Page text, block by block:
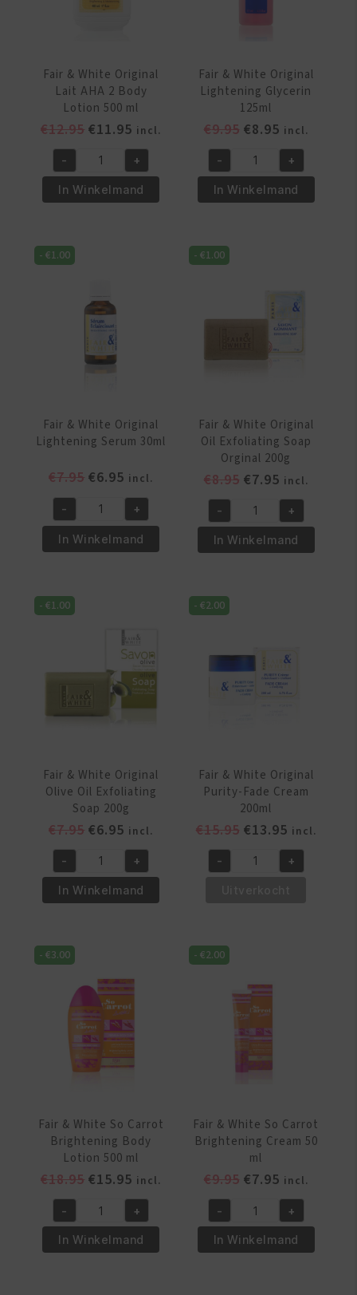
Fair & White Original
Lait AHA 2 Body
Lotion 500 ml
€12.95 Oorspronkelijke
was:
€12.95.
€11.95 Huidige
prijs
is:
€11.95.
incl.
Fair
&
White
Lait
AHA
- +
In Winkelmand
Fair & White Original
Lightening Glycerin
125ml
€9.95 Oorspronkelijke
was:
€9.95.
€8.95Huidige
prijs
is:
€8.95.
incl.
Fair
&
White
Lightening
Glycerin
- +
In Winkelmand
-€1.00
Fair & White Original
Lightening Serum 30ml
€7.95 Oorspronkelijke
was:
€7.95.
€6.95 Huidige
prijs
is:
€6.95.
incl.
Fair
&
White
Lightening
Serum
- +
In Winkelmand
-€1.00
Fair & White Original
Oil Exfoliating Soap
Orginal 200g
€8.95 Oorspronkelijke
was:
€8.95.
€7.95Huidige
prijs
is:
€7.95.
incl.
Fair
&
White
Oil
Exfoliating
Orginal
200g
aantal
- +
In Winkelmand
-€1.00
Fair & White Original
Olive Oil Exfoliating
Soap 200g
€7.95 Oorspronkelijke
was:
€7.95.
€6.95 Huidige
prijs
is:
€6.95.
incl.
Fair
&
White
Olive
Oil
Exfoliating
Soap
200g
aantal
- +
In Winkelmand
-€2.00
Fair & White Original
Purity-Fade Cream
200ml
€15.95 Oorspronkelijke
was:
€13.95Huidige
prijs
is:
incl.
Fair
Purity-
Fade
200ml
aantal
- +
-€3.00
Fair & White So Carrot
Brightening Body
Lotion 500 ml
€18.95 Oorspronkelijke
was:
€18.95.
€15.95 Huidige
prijs
is:
€15.95.
incl.
Fair
&
White
- +
In Winkelmand
-€2.00
Fair & White So Carrot
Brightening Cream 50
ml
€9.95 Oorspronkelijke
was:
€9.95.
€7.95Huidige
prijs
is:
€7.95.
incl.
Fair
&
White
- +
In Winkelmand